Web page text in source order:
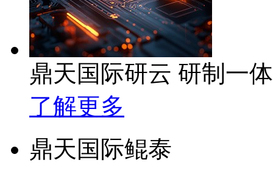
鼎天国际研云 研制一
了解更多
鼎天国际鲲泰